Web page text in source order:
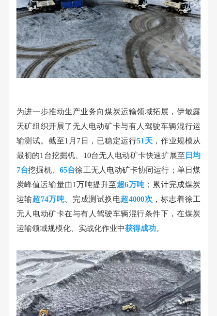
为进一步推动生产业务向煤炭运输领域拓展，伊敏露
天矿组织开展了无人电动矿卡与有人驾驶车辆混行运
输测试。截至1月7日，已稳定运行51天 ，作业规模从
最初的1台挖掘机、10台无人电动矿卡快速扩展至 日均
7台挖掘机、65台徐工无人电动矿卡协同运行；单日煤
炭峰值运输量由1万吨提升至超6万吨 ；累计完成煤炭
运输超74万吨 、完成测试换电超4000次 ，标志着徐工
无人电动矿卡在与有人驾驶车辆混行条件下，在煤炭
运输领域规模化、实战化作业中获得成功。